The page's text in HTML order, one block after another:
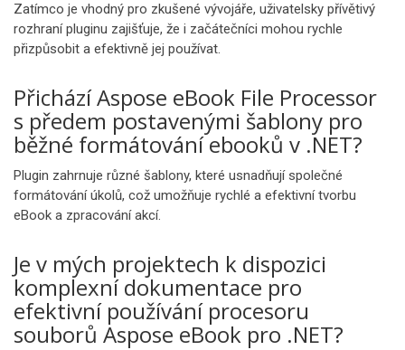
Zatímco je vhodný pro zkušené vývojáře, uživatelsky přívětivý
rozhraní pluginu zajišťuje, že i začátečníci mohou rychle
přizpůsobit a efektivně jej používat.
Přichází Aspose eBook File Processor
s předem postavenými šablony pro
běžné formátování ebooků v .NET?
Plugin zahrnuje různé šablony, které usnadňují společné
formátování úkolů, což umožňuje rychlé a efektivní tvorbu
eBook a zpracování akcí.
Je v mých projektech k dispozici
komplexní dokumentace pro
efektivní používání procesoru
souborů Aspose eBook pro .NET?